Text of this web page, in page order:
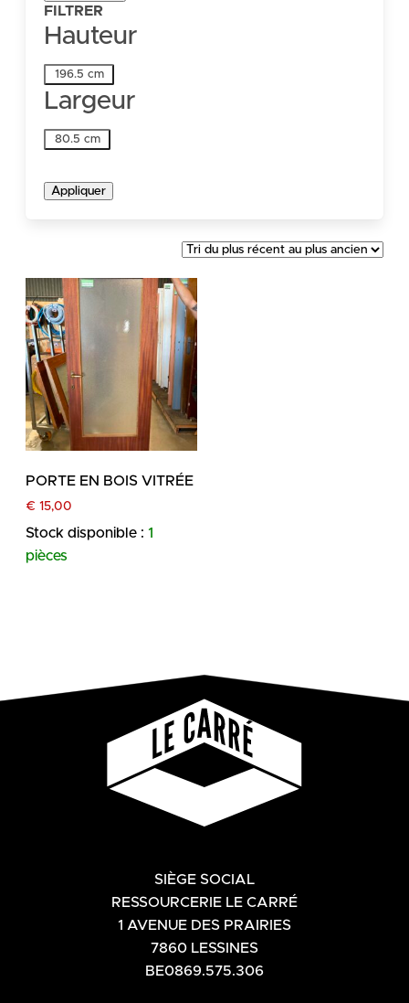
FILTRER
Hauteur
Hauteur
196.5 cm
Largeur
Largeur
80.5 cm
Appliquer
PORTE EN BOIS VITRÉE
€ 15,00
Stock disponible : 1
pièces
SIÈGE SOCIAL
RESSOURCERIE LE CARRÉ
1 AVENUE DES PRAIRIES
7860 LESSINES
BE0869.575.306